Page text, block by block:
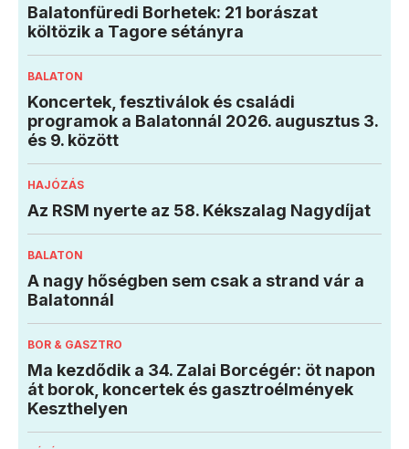
Balatonfüredi Borhetek: 21 borászat
költözik a Tagore sétányra
BALATON
Koncertek, fesztiválok és családi
programok a Balatonnál 2026. augusztus 3.
és 9. között
HAJÓZÁS
Az RSM nyerte az 58. Kékszalag Nagydíjat
BALATON
A nagy hőségben sem csak a strand vár a
Balatonnál
BOR & GASZTRO
Ma kezdődik a 34. Zalai Borcégér: öt napon
át borok, koncertek és gasztroélmények
Keszthelyen